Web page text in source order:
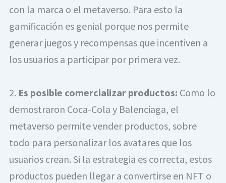
con la marca o el metaverso. Para esto la
gamificación es genial porque nos permite
generar juegos y recompensas que incentiven a
los usuarios a participar por primera vez.
2. Es posible comercializar productos: Como lo
demostraron Coca-Cola y Balenciaga, el
metaverso permite vender productos, sobre
todo para personalizar los avatares que los
usuarios crean. Si la estrategia es correcta, estos
productos pueden llegar a convertirse en NFT o